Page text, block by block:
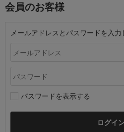
会員のお客様
メールアドレスとパスワードを入力
パスワードを表示する